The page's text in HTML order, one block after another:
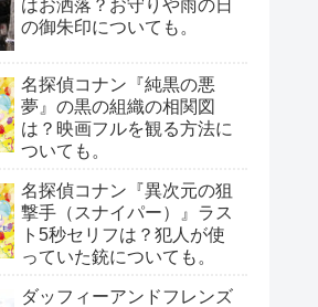
はお洒落？お守りや雨の日
の御朱印についても。
名探偵コナン『純黒の悪
夢』の黒の組織の相関図
は？映画フルを観る方法に
ついても。
名探偵コナン『異次元の狙
撃手（スナイパー）』ラス
ト5秒セリフは？犯人が使
っていた銃についても。
ダッフィーアンドフレンズ